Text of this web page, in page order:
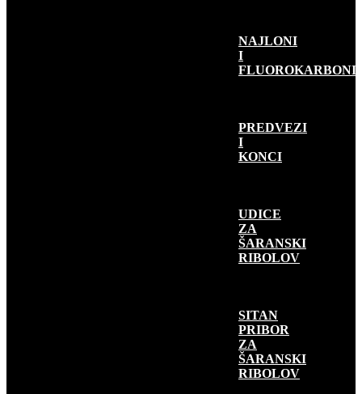
NAJLONI
I
FLUOROKARBONI
PREDVEZI
I
KONCI
UDICE
ZA
ŠARANSKI
RIBOLOV
SITAN
PRIBOR
ZA
ŠARANSKI
RIBOLOV